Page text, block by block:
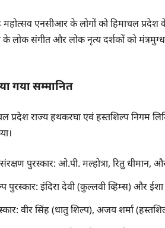
महोत्सव एनसीआर के लोगों को हिमाचल
लोक संगीत और लोक नृत्य दर्शकों को
गया सम्मानित
प्रदेश राज्य हथकरघा एवं हस्तशिल्प निगम
पुरस्कार: ओ.पी. मल्होत्रा, रितु धीमान,
पुरस्कार: इंदिरा देवी (कुल्लवी व्हिम्स) और
वीर सिंह (धातु शिल्प), अजय शर्मा